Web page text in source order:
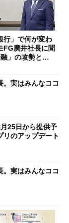
行」で何が変わ
廣井社長に聞
」の攻勢とグ
。実はみんなココ
25日から提供予
のアップデート
。実はみんなココ